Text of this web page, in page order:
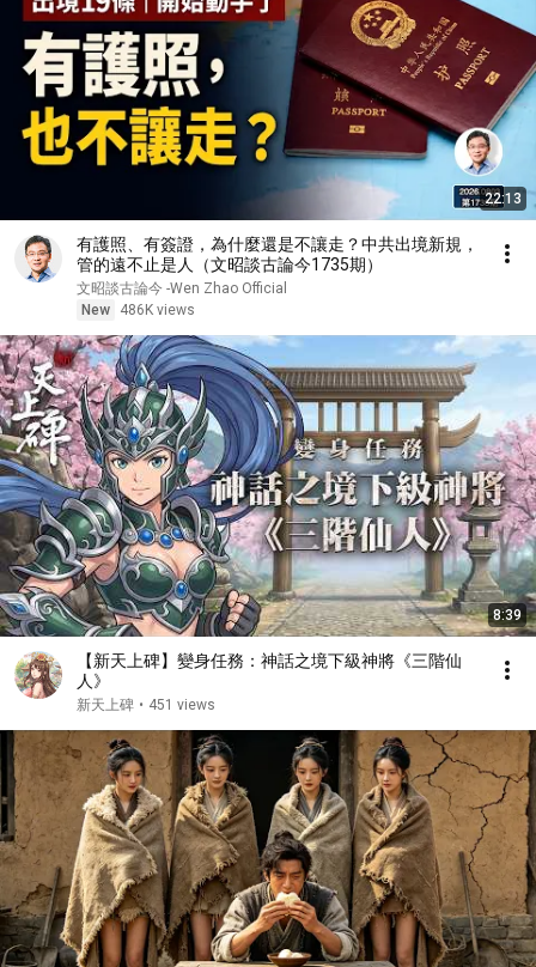
22:13
有護照、有簽證，為什麼還是不讓走？中共出境新規，
管的遠不止是人（文昭談古論今1735期）
文昭談古論今 -Wen Zhao Official
New
486K views
8:39
【新天上碑】變身任務：神話之境下級神將《三階仙
人》
新天上碑 • 451 views